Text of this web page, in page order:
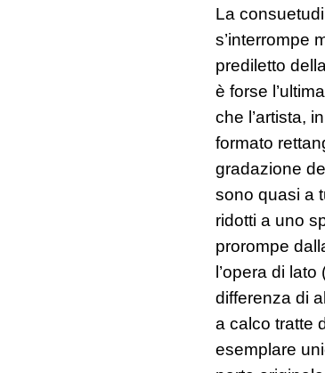
La
s’interrompe
prediletto della
è forse
che l’artista,
formato
gradazione
sono quasi a
ridotti a uno
prorompe
l’opera di
differenza di
a calco tratte
esemplare